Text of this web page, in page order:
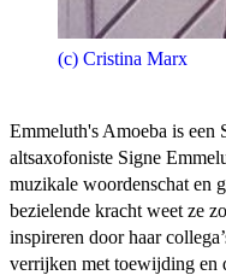
(c) Cristina Marx
Emmeluth's Amoeba is een
altsaxofoniste Signe
muzikale woordenschat en
bezielende kracht weet ze
inspireren door haar
verrijken met toewijding en